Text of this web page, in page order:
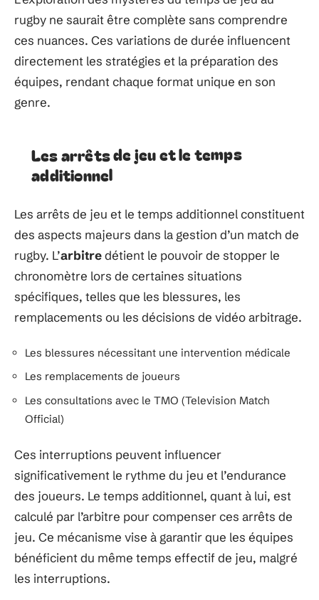
rugby ne saurait être complète sans comprendre
ces nuances. Ces variations de durée influencent
directement les stratégies et la préparation des
équipes, rendant chaque format unique en son
genre.
Les arrêts de jeu et le temps
additionnel
Les arrêts de jeu et le temps additionnel constituent
des aspects majeurs dans la gestion d’un match de
rugby. L’arbitredétient le pouvoir de stopper le
chronomètre lors de certaines situations
spécifiques, telles que les blessures, les
remplacements ou les décisions de vidéo arbitrage.
Les blessures nécessitant une intervention médicale
Les remplacements de joueurs
Les consultations avec le TMO (Television Match
Official)
Ces interruptions peuvent influencer
significativement le rythme du jeu et l’endurance
des joueurs. Le temps additionnel, quant à lui, est
calculé par l’arbitre pour compenser ces arrêts de
jeu. Ce mécanisme vise à garantir que les équipes
bénéficient du même temps effectif de jeu, malgré
les interruptions.